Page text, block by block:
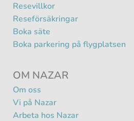
Resevillkor
Reseförsäkringar
Boka säte
Boka parkering på flygplatsen
OM NAZAR
Om oss
Vi på Nazar
Arbeta hos Nazar